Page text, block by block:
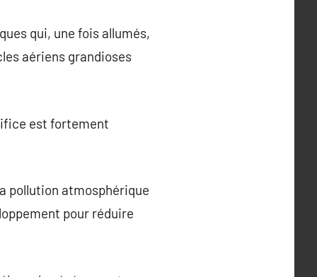
qui, une fois allumés,
aériens grandioses
est fortement
pollution atmosphérique
pour réduire